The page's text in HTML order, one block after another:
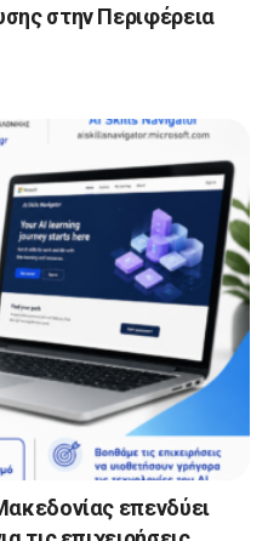
στην Περιφέρεια
επενδύει